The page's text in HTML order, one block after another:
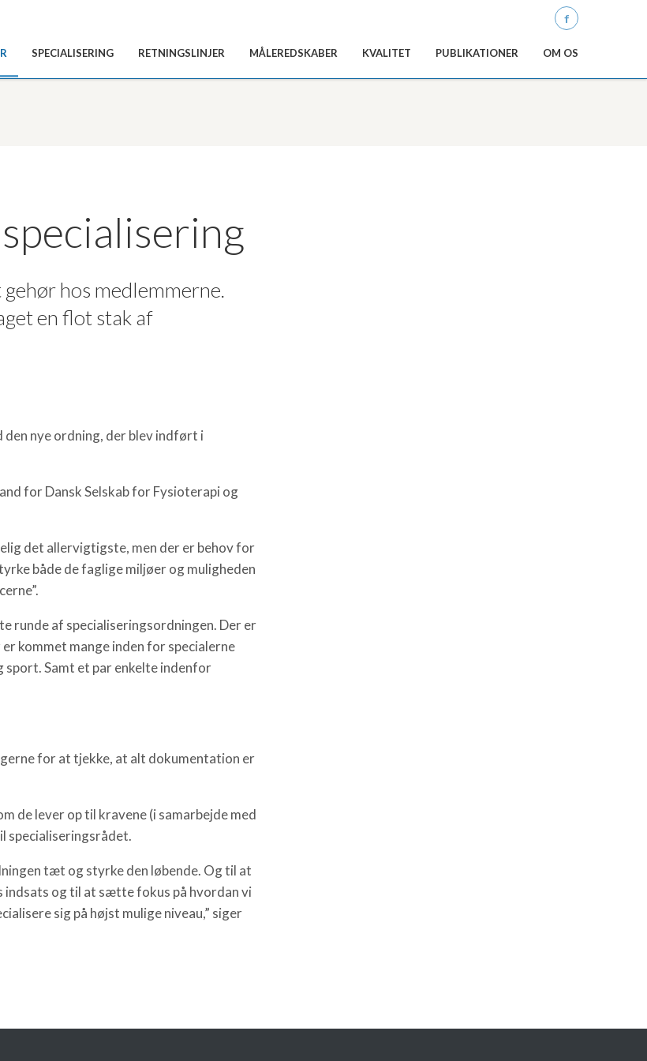
SPECIALISERING RETNINGSLINJER MÅLEREDSKABER KVALITET PUBLIKATIONER OM OS
Q
hos medlemmerne.
en flot stak af
nye ordning, der blev indført i
for Dansk Selskab for Fysioterapi og
det allervigtigste, men der er behov for
både de faglige miljøer og muligheden
runde af specialiseringsordningen. Der er
kommet mange inden for specialerne
Samt et par enkelte indenfor
for at tjekke, at alt dokumentation er
de lever op til kravene (i samarbejde med
specialiseringsrådet.
tæt og styrke den løbende. Og til at
og til at sætte fokus på hvordan vi
sig på højst mulige niveau,” siger